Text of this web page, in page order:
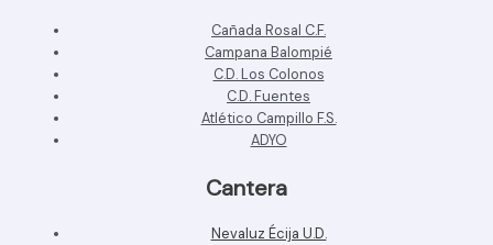
Cañada Rosal C.F.
Campana Balompié
C.D. Los Colonos
C.D. Fuentes
Atlético Campillo F.S.
ADYO
Cantera
Nevaluz Écija U.D.